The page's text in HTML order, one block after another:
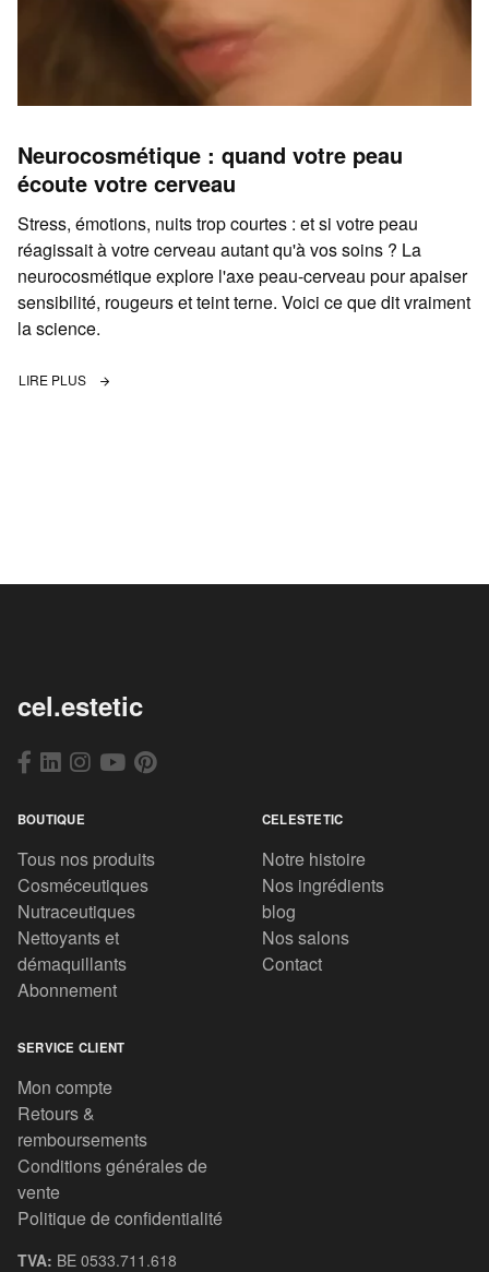
Neurocosmétique : quand votre peau
écoute votre cerveau
Stress, émotions, nuits trop courtes : et si votre peau
réagissait à votre cerveau autant qu'à vos soins ? La
neurocosmétique explore l'axe peau-cerveau pour apaiser
sensibilité, rougeurs et teint terne. Voici ce que dit vraiment
la science.
LIRE PLUS
cel.estetic
BOUTIQUE
Tous nos produits
Cosméceutiques
Nutraceutiques
Nettoyants et
démaquillants
Abonnement
CELESTETIC
Notre histoire
Nos ingrédients
blog
Nos salons
Contact
SERVICE CLIENT
Mon compte
Retours &
remboursements
Conditions générales de
vente
Politique de confidentialité
TVA: BE 0533.711.618